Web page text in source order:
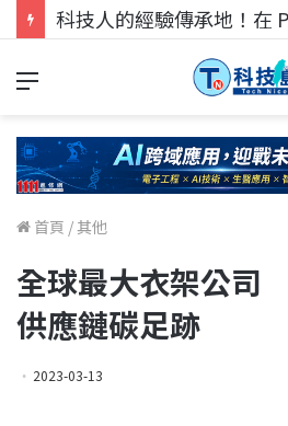
首頁 /其他
全球最大衣架公司
供應鏈碳足跡
2023-03-13